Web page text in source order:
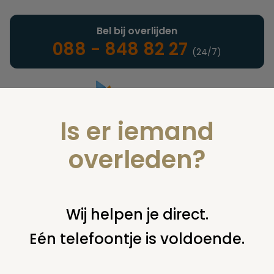
Landelijke uitvaartonderneming
Bel bij overlijden
088 - 848 82 27 (24/7)
U bent hier: home juridisch begraven eigen graf, particulier
richtprijzen kosten graf
Is er iemand
overleden?
Wij helpen je direct.
Eén telefoontje is voldoende.